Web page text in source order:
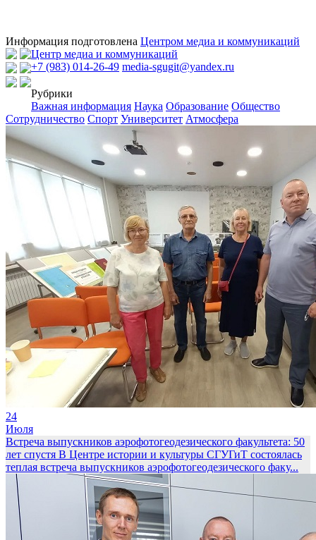
Информация подготовлена Центром медиа и коммуникаций
Центр медиа и коммуникаций
+7 (983) 014-26-49 media-sgugit@yandex.ru
Рубрики
Важная информация Наука Образование Общество
Сотрудничество Спорт Университет Атмосфера
24
Июля
Встреча выпускников аэрофотогеодезического факультета: 50
лет спустя В Центре истории и культуры СГУГиТ состоялась
теплая встреча выпускников аэрофотогеодезического факу...